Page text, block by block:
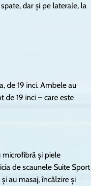
dar și pe laterale, la
de 19 inci. Ambele au
de 19 inci – care este
microfibră și piele
de scaunele Suite Sport
au masaj, încălzire și